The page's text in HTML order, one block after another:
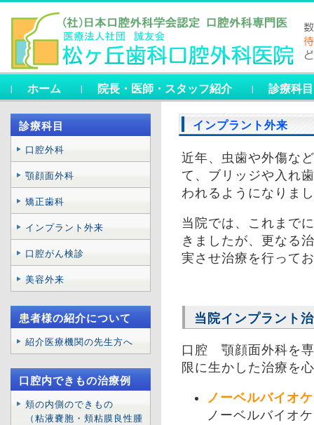
ホーム 院長・医師・スタッフ紹介 診療科目
インプラント外来
近年、虫歯や外傷な
て、ブリッジや入れ
われるようになりま
当院では、これまで
きましたが、更なる
実させ治療を行って
当院インプラント
口腔 顎顔面外科を
限に生かした治療を
ノーベルバイオ
ノーベルバイオ
診療科目
口腔外科
顎顔面外科
矯正歯科
インプラント外来
口腔がん検診
美容外来
患者様の紹介について
紹介医療機関の先生方へ
口腔内できもの治療例
頬の内側のできもの
（粘液嚢胞・頬粘膜良性腫